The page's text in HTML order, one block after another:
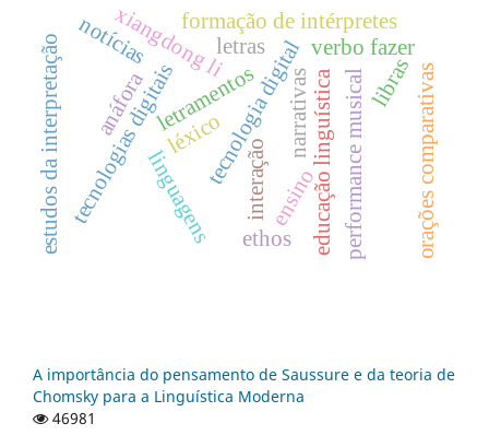
linguagens
letramentos
ensino
tecnologia digitaleducação linguística
tecnologias digitais
xiangdong li
estudos da interpretação
formação de intérpretes
narrativas
interação
verbo fazer
anáfora orações comparativas
performance musical
ethos
léxico
libras
notícias letras
A importância do pensamento de Saussure e da teoria de
Chomsky para a Linguística Moderna
46981